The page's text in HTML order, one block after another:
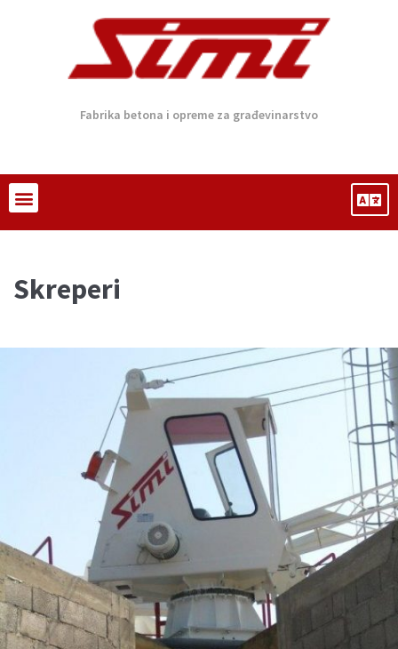
Fabrika betona i opreme za građevinarstvo
Skreperi